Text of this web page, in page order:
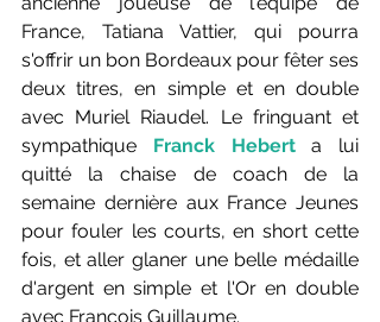
France, Tatiana Vattier, qui pourra
s'offrir un bon Bordeaux pour fêter ses
deux titres, en simple et en double
avec Muriel Riaudel. Le fringuant et
sympathique Franck Hebert a lui
quitté la chaise de coach de la
semaine dernière aux France Jeunes
pour fouler les courts, en short cette
fois, et aller glaner une belle médaille
d'argent en simple et l'Or en double
avec François Guillaume.